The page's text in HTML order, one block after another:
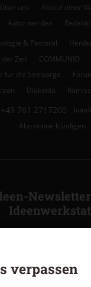
Über uns
Ablauf einer
Autor werden
& Pastoral
Zeit
COMMUNIO
für die Seelsorge
Diakonia
+49 761 2717200
Abo online kündigen
oder die E-Mail-
verpassen